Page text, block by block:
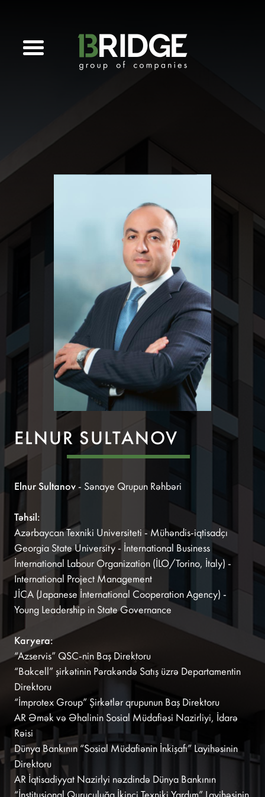
ELNUR SULTANOV
Elnur Sultanov- Sənaye Qrupun Rəhbəri
Təhsil:
Azərbaycan Texniki Universiteti - Mühəndis-iqtisadçı
Georgia State University - İnternational Business
İnternational Labour Organization (İLO/Torino, İtaly) -
International Project Management
JİCA (Japanese İnternational Cooperation Agency) -
Young Leadership in State Governance
Karyera:
“Azservis” QSC-nin Baş Direktoru
“Bakcell” şirkətinin Pərakəndə Satış üzrə Departamentin
Direktoru
“İmprotex Group” Şirkətlər qrupunun Baş Direktoru
AR Əmək və Əhalinin Sosial Müdafiəsi Nazirliyi, İdarə
Rəisi
Dünya Bankının “Sosial Müdafiənin İnkişafı” Layihəsinin
Direktoru
AR İqtisadiyyat Nazirlyi nəzdində Dünya Bankının